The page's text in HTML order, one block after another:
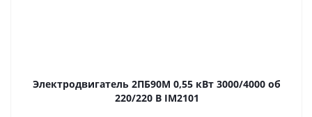
Электродвигатель 2ПБ90М 0,55 кВт 3000/4000 об
220/220 В IM2101